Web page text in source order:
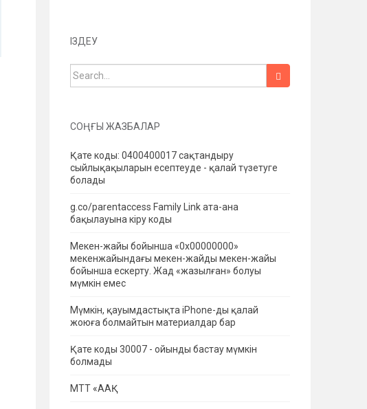
ІЗДЕУ
Іздеу:
СОҢҒЫ ЖАЗБАЛАР
Қате коды: 0400400017 сақтандыру
сыйлықақыларын есептеуде - қалай түзетуге
болады
g.co/parentaccess Family Link ата-ана
бақылауына кіру коды
Мекен-жайы бойынша «0x00000000»
мекенжайындағы мекен-жайды мекен-жайы
бойынша ескерту. Жад «жазылған» болуы
мүмкін емес
Мүмкін, қауымдастықта iPhone-ды қалай
жоюға болмайтын материалдар бар
Қате коды 30007 - ойынды бастау мүмкін
болмады
МТТ «ААҚ